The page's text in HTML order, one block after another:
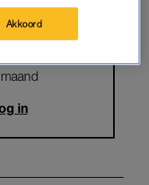
in
Akkoord